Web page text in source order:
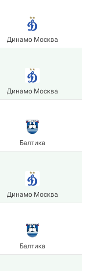
Динамо Москва
Динамо Москва
Балтика
Динамо Москва
Балтика